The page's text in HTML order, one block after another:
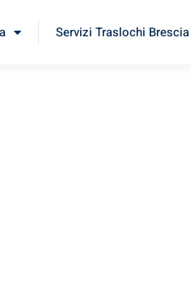
Servizi Traslochi Brescia